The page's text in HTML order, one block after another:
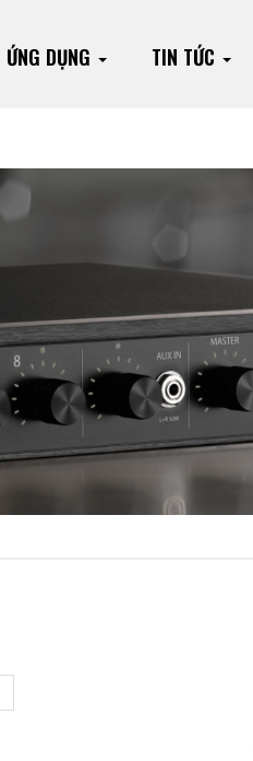
ỨNG DỤNG TIN TỨC